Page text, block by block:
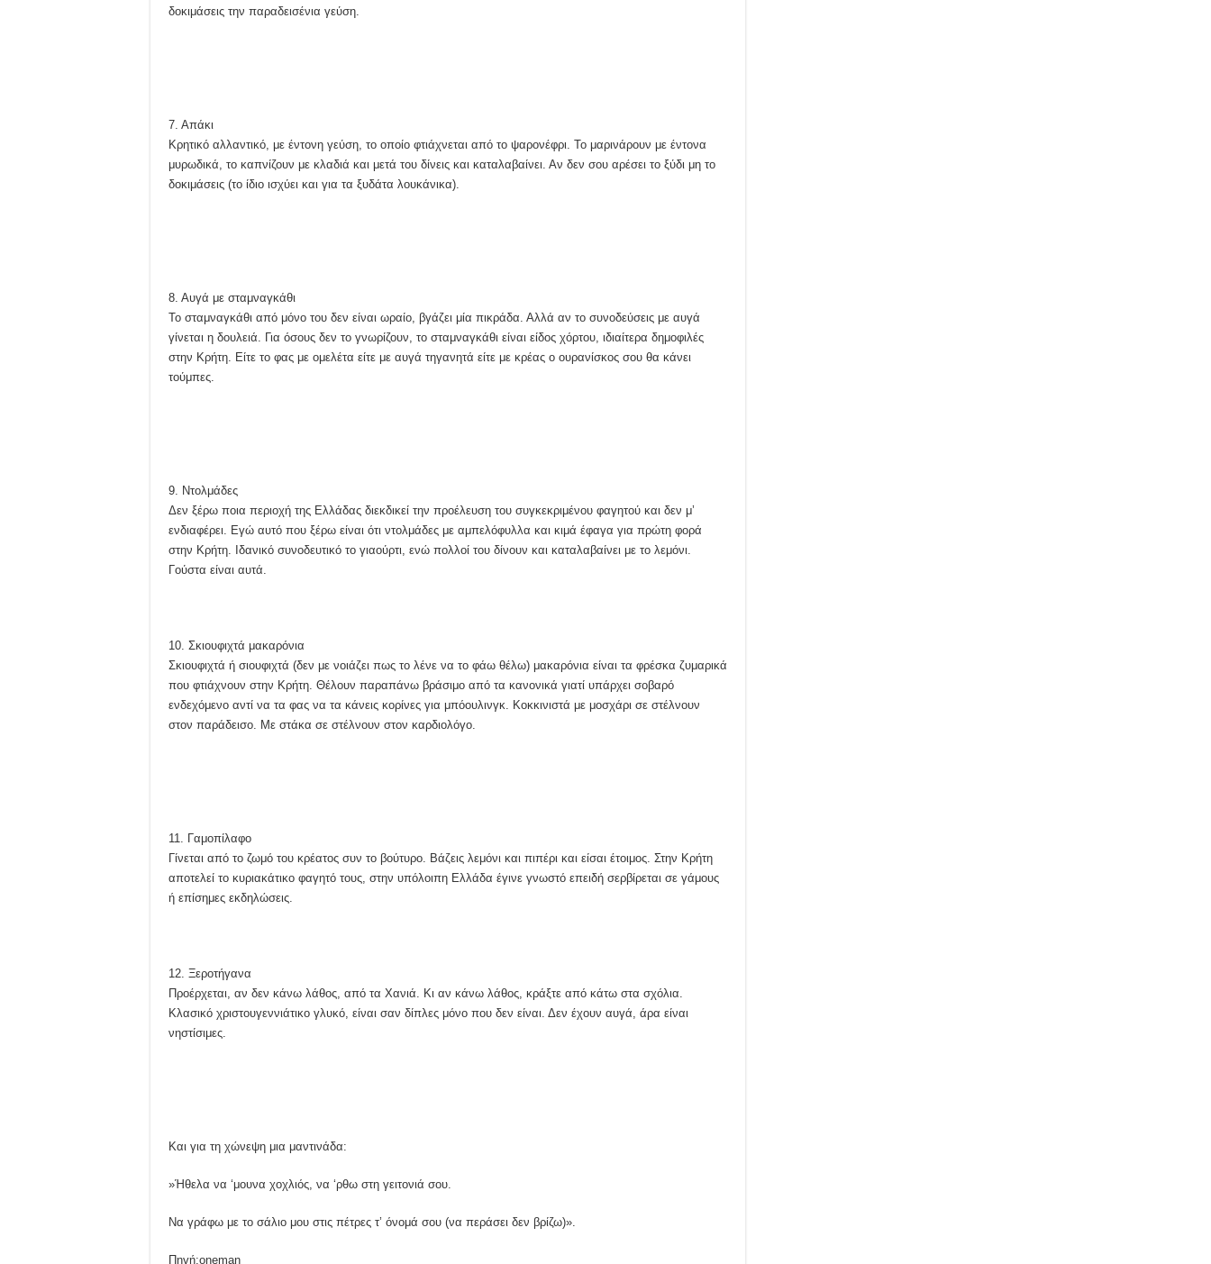
δοκιμάσεις την παραδεισένια γεύση.
7. Απάκι
Κρητικό αλλαντικό, με έντονη γεύση, το οποίο φτιάχνεται από το ψαρονέφρι. Το μαρινάρουν με έντονα
μυρωδικά, το καπνίζουν με κλαδιά και μετά του δίνεις και καταλαβαίνει. Αν δεν σου αρέσει το ξύδι μη το
δοκιμάσεις (το ίδιο ισχύει και για τα ξυδάτα λουκάνικα).
8. Αυγά με σταμναγκάθι
Το σταμναγκάθι από μόνο του δεν είναι ωραίο, βγάζει μία πικράδα. Αλλά αν το συνοδεύσεις με αυγά
γίνεται η δουλειά. Για όσους δεν το γνωρίζουν, το σταμναγκάθι είναι είδος χόρτου, ιδιαίτερα δημοφιλές
στην Κρήτη. Είτε το φας με ομελέτα είτε με αυγά τηγανητά είτε με κρέας ο ουρανίσκος σου θα κάνει
τούμπες.
9. Ντολμάδες
Δεν ξέρω ποια περιοχή της Ελλάδας διεκδικεί την προέλευση του συγκεκριμένου φαγητού και δεν μ’
ενδιαφέρει. Εγώ αυτό που ξέρω είναι ότι ντολμάδες με αμπελόφυλλα και κιμά έφαγα για πρώτη φορά
στην Κρήτη. Ιδανικό συνοδευτικό το γιαούρτι, ενώ πολλοί του δίνουν και καταλαβαίνει με το λεμόνι.
Γούστα είναι αυτά.
10. Σκιουφιχτά μακαρόνια
Σκιουφιχτά ή σιουφιχτά (δεν με νοιάζει πως το λένε να το φάω θέλω) μακαρόνια είναι τα φρέσκα ζυμαρικά
που φτιάχνουν στην Κρήτη. Θέλουν παραπάνω βράσιμο από τα κανονικά γιατί υπάρχει σοβαρό
ενδεχόμενο αντί να τα φας να τα κάνεις κορίνες για μπόουλινγκ. Κοκκινιστά με μοσχάρι σε στέλνουν
στον παράδεισο. Με στάκα σε στέλνουν στον καρδιολόγο.
11. Γαμοπίλαφο
Γίνεται από το ζωμό του κρέατος συν το βούτυρο. Βάζεις λεμόνι και πιπέρι και είσαι έτοιμος. Στην Κρήτη
αποτελεί το κυριακάτικο φαγητό τους, στην υπόλοιπη Ελλάδα έγινε γνωστό επειδή σερβίρεται σε γάμους
ή επίσημες εκδηλώσεις.
12. Ξεροτήγανα
Προέρχεται, αν δεν κάνω λάθος, από τα Χανιά. Κι αν κάνω λάθος, κράξτε από κάτω στα σχόλια.
Κλασικό χριστουγεννιάτικο γλυκό, είναι σαν δίπλες μόνο που δεν είναι. Δεν έχουν αυγά, άρα είναι
νηστίσιμες.
Και για τη χώνεψη μια μαντινάδα:
»Ήθελα να ‘μουνα χοχλιός, να ‘ρθω στη γειτονιά σου.
Να γράφω με το σάλιο μου στις πέτρες τ’ όνομά σου (να περάσει δεν βρίζω)».
Πηγή:oneman